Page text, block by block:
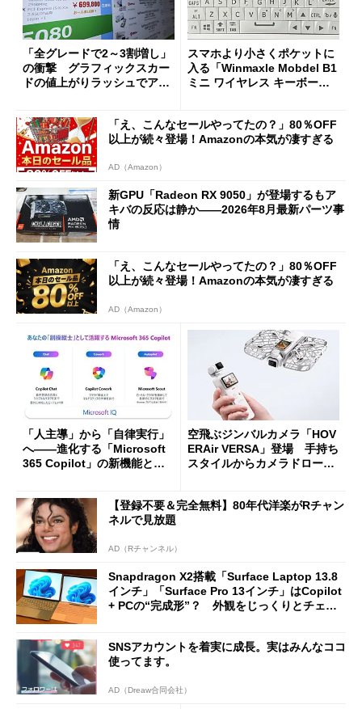
「全グレードで2～3割増し」
の衝撃 グラフィックスカー
ドの値上がりラッシュでアキ
スマホより小さくポケットに
入る「Winmaxle Mobdel B1
ミニ ワイヤレス キーボー
「え、こんなセールやってたの？」80％OFF
以上が続々登場！Amazonの本気が凄すぎる
AD（Amazon）
新GPU「Radeon RX 9050」が登場するもア
キバの反応は静か――2026年8月最新パーツ事
情
「え、こんなセールやってたの？」80％OFF
以上が続々登場！Amazonの本気が凄すぎる
AD（Amazon）
「人主導」から「自律実行」
へ――進化する「Microsoft
365 Copilot」の新機能とエ
空飛ぶジンバルカメラ「HOV
ERAir VERSA」登場 手持ち
スタイルからカメラドローン
【登録不要＆完全無料】80年代洋楽がRチャン
ネルで見放題
AD（Rチャンネル）
Snapdragon X2搭載「Surface Laptop 13.8
インチ」「Surface Pro 13インチ」はCopilot
+ PCの“完成形”？ 外観をじっくりとチェッ
SNSアカウントを着実に成長。実はみんなココ
使ってます。
AD（Dreaw合同会社）